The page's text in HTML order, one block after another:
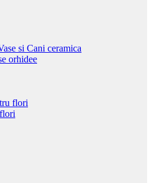
si Cani ceramica
orhidee
flori